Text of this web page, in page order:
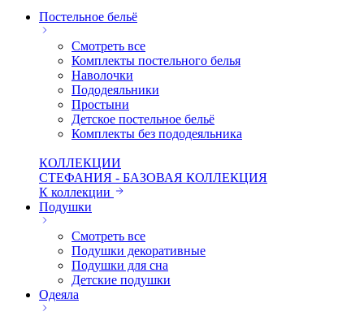
Постельное бельё
Смотреть все
Комплекты постельного белья
Наволочки
Пододеяльники
Простыни
Детское постельное бельё
Комплекты без пододеяльника
КОЛЛЕКЦИИ
СТЕФАНИЯ - БАЗОВАЯ КОЛЛЕКЦИЯ
К коллекции
Подушки
Смотреть все
Подушки декоративные
Подушки для сна
Детские подушки
Одеяла